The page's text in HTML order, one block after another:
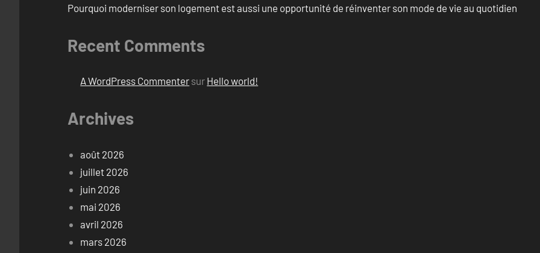
Pourquoi moderniser son logement est aussi une opportunité de réinventer son mode de vie au quotidien
Recent Comments
A WordPress Commenter sur Hello world!
Archives
août 2026
juillet 2026
juin 2026
mai 2026
avril 2026
mars 2026